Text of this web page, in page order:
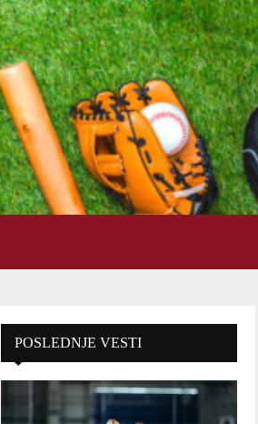
POSLEDNJE VESTI